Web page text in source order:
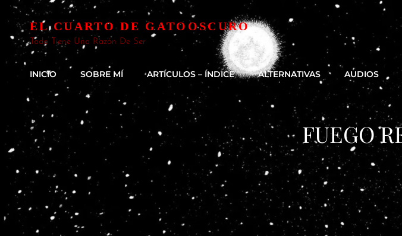
EL CUARTO DE GATOOSCURO
Todo Tiene Una Razón De Ser
INICIO SOBRE MÍ ARTÍCULOS – ÍNDICE ALTERNATIVAS AUDIOS
FUEGO